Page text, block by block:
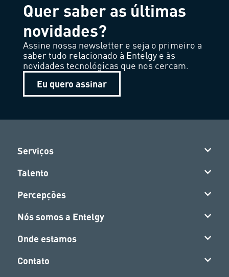
Quer saber as últimas
novidades?
Assine nossa newsletter e seja o primeiro a
saber tudo relacionado à Entelgy e às
novidades tecnológicas que nos cercam.
Eu quero assinar
Serviços
Talento
Percepções
Nós somos a Entelgy
Onde estamos
Contato